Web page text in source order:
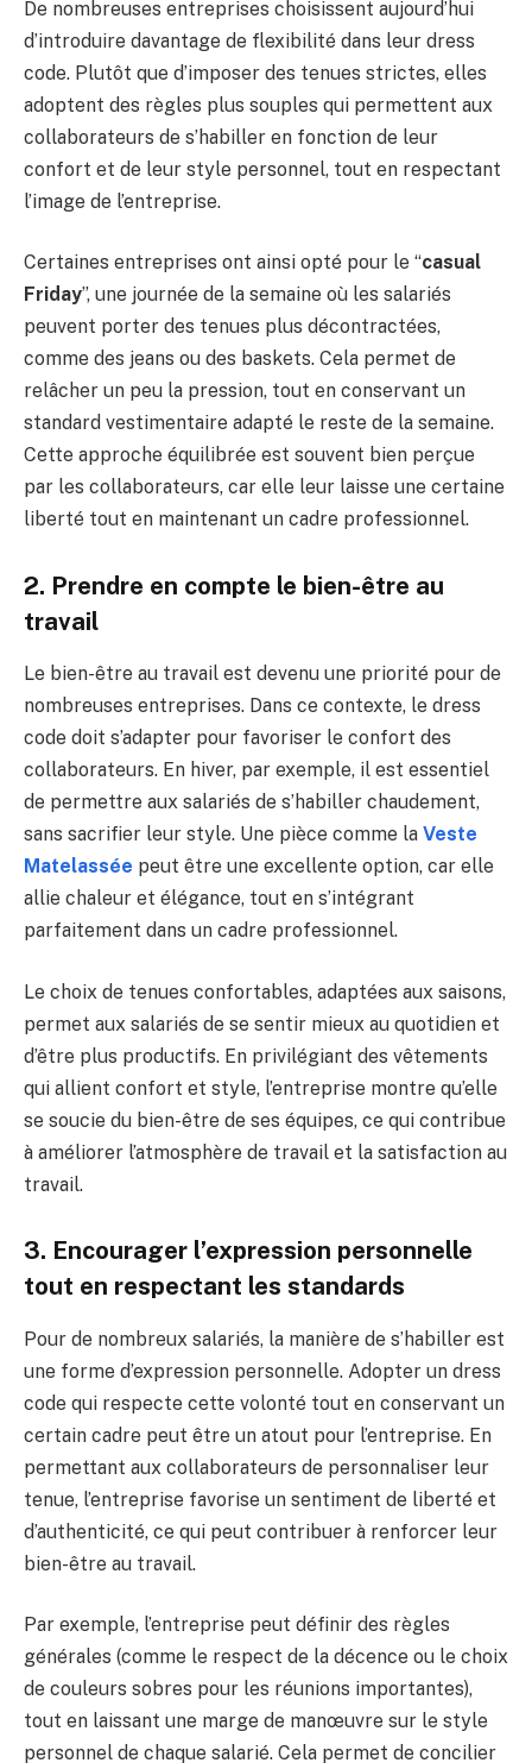
De nombreuses entreprises choisissent aujourd’hui
d’introduire davantage de flexibilité dans leur dress
code. Plutôt que d’imposer des tenues strictes, elles
adoptent des règles plus souples qui permettent aux
collaborateurs de s’habiller en fonction de leur
confort et de leur style personnel, tout en respectant
l’image de l’entreprise.
Certaines entreprises ont ainsi opté pour le “casual
Friday”, une journée de la semaine où les salariés
peuvent porter des tenues plus décontractées,
comme des jeans ou des baskets. Cela permet de
relâcher un peu la pression, tout en conservant un
standard vestimentaire adapté le reste de la semaine.
Cette approche équilibrée est souvent bien perçue
par les collaborateurs, car elle leur laisse une certaine
liberté tout en maintenant un cadre professionnel.
2. Prendre en compte le bien-être au
travail
Le bien-être au travail est devenu une priorité pour de
nombreuses entreprises. Dans ce contexte, le dress
code doit s’adapter pour favoriser le confort des
collaborateurs. En hiver, par exemple, il est essentiel
de permettre aux salariés de s’habiller chaudement,
sans sacrifier leur style. Une pièce comme la Veste
Matelassée peut être une excellente option, car elle
allie chaleur et élégance, tout en s’intégrant
parfaitement dans un cadre professionnel.
Le choix de tenues confortables, adaptées aux saisons,
permet aux salariés de se sentir mieux au quotidien et
d’être plus productifs. En privilégiant des vêtements
qui allient confort et style, l’entreprise montre qu’elle
se soucie du bien-être de ses équipes, ce qui contribue
à améliorer l’atmosphère de travail et la satisfaction au
travail.
3. Encourager l’expression personnelle
tout en respectant les standards
Pour de nombreux salariés, la manière de s’habiller est
une forme d’expression personnelle. Adopter un dress
code qui respecte cette volonté tout en conservant un
certain cadre peut être un atout pour l’entreprise. En
permettant aux collaborateurs de personnaliser leur
tenue, l’entreprise favorise un sentiment de liberté et
d’authenticité, ce qui peut contribuer à renforcer leur
bien-être au travail.
Par exemple, l’entreprise peut définir des règles
générales (comme le respect de la décence ou le choix
de couleurs sobres pour les réunions importantes),
tout en laissant une marge de manœuvre sur le style
personnel de chaque salarié. Cela permet de concilier